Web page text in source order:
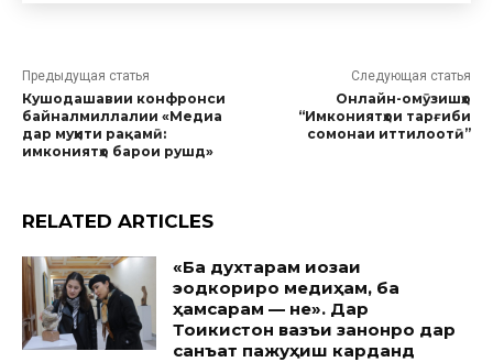
Предыдущая статья
Кушодашавии конфронси
байналмиллалии «Медиа
дар муҳити рақамӣ:
имкониятҳо барои рушд»
Следующая статья
Онлайн-омӯзишҳо
“Имкониятҳои тарғиби
сомонаи иттилоотӣ”
RELATED ARTICLES
«Ба духтарам иҷозаи
эҷодкориро медиҳам, ба
ҳамсарам — не». Дар
Тоҷикистон вазъи занонро дар
санъат пажуҳиш карданд